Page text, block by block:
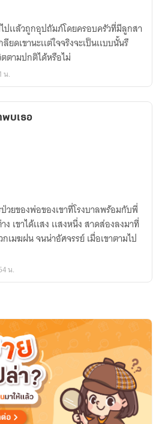
ปเเล้วถูกอุปถัมภ์โดยครอบครัวที่มีลูกสา
ยดเขานะเเต่ใจจริงจะเป็นเเบบนั้นรึ
ตตามปกติได้หรือไม่
น.
บเธอ
วยของพ่อของเขาที่โรงบาลพร้อมกับพี่
เขาได้เเสง เเสงหนึ่ง สาดส่องลงมาที่
กเมฆฝน จนน่าอัศจรรย์ เมื่อเขาตามไป
น.